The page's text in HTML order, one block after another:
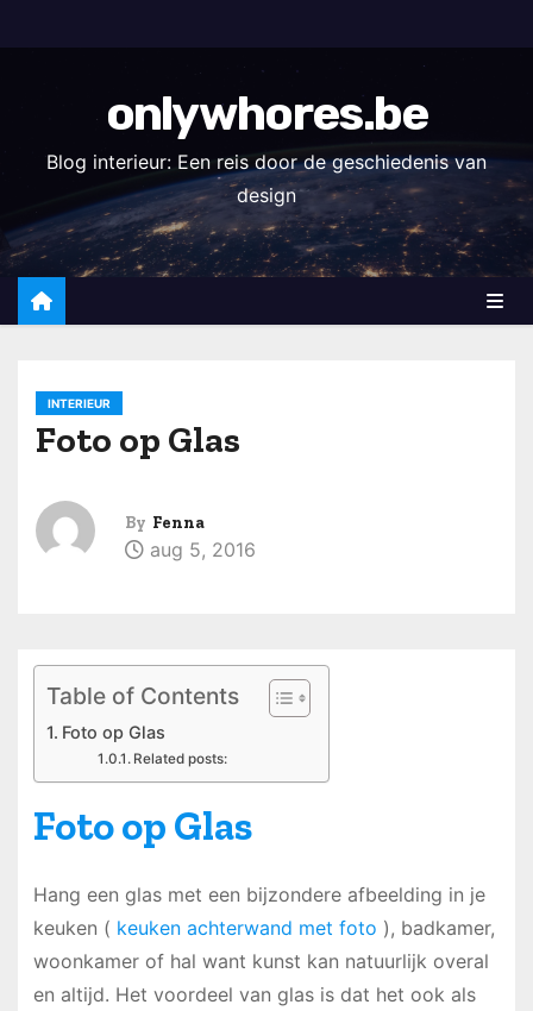
o
onlywhores.be
Blog interieur: Een reis door de geschiedenis van
design
INTERIEUR
Foto op Glas
By Fenna
aug 5, 2016
Table of Contents
Foto op Glas
Related posts:
Foto op Glas
Hang een glas met een bijzondere afbeelding in je
keuken ( keuken achterwand met foto ), badkamer,
woonkamer of hal want kunst kan natuurlijk overal
en altijd. Het voordeel van glas is dat het ook als